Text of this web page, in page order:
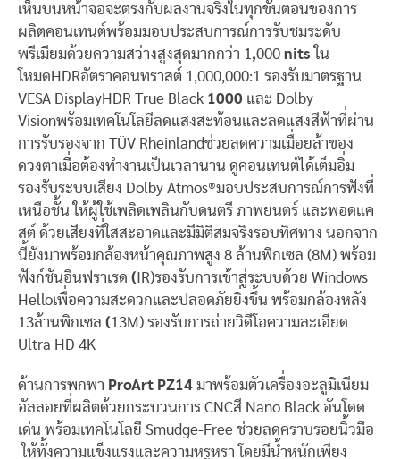
เห็นบนหน้าจอจะตรงกับผลงานจริงในทุกขั้นตอนของการ
ผลิตคอนเทนต์พร้อมมอบประสบการณ์การรับชมระดับ
พรีเมียมด้วยความสว่างสูงสุดมากกว่า 1 ,000 nits ใน
โหมดHDRอัตราคอนทราสต์ 1,000,000:1 รองรับมาตรฐาน
VESA DisplayHDR True Black 1000 และ Dolby
Visionพร้อมเทคโนโลยีลดแสงสะท้อนและลดแสงสีฟ้าที่ผ่าน
การรับรองจาก TÜV Rheinlandช่วยลดความเมื่อยล้าของ
ดวงตาเมื่อต้องทำงานเป็นเวลานาน ดูคอนเทนต์ได้เต็มอิ่ม
รองรับระบบเสียง Dolby Atmos®มอบประสบการณ์การฟังที่
เหนือชั้น ให้ผู้ใช้เพลิดเพลินกับดนตรี ภาพยนตร์ และพอดแค
สต์ ด้วยเสียงที่ใสสะอาดและมีมิติสมจริงรอบทิศทาง นอกจาก
นี้ยังมาพร้อมกล้องหน้าคุณภาพสูง 8 ล้านพิกเซล (8M) พร้อม
ฟังก์ชันอินฟราเรด ( IR)รองรับการเข้าสู่ระบบด้วย Windows
Helloเพื่อความสะดวกและปลอดภัยยิ่งขึ้น พร้อมกล้องหลัง
13ล้านพิกเซล (13M) รองรับการถ่ายวิดีโอความละเอียด
Ultra HD 4K
ด้านการพกพา ProArt PZ14 มาพร้อมตัวเครื่องอะลูมิเนียม
อัลลอยที่ผลิตด้วยกระบวนการ CNCสี Nano Black อันโดด
เด่น พร้อมเทคโนโลยี Smudge-Free ช่วยลดคราบรอยนิ้วมือ
ให้ทั้งความแข็งแรงและความหรูหรา โดยมีน้ำหนักเพียง